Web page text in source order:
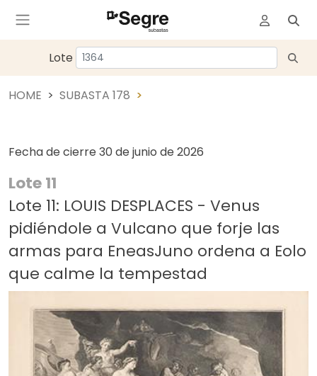
Lote
HOME SUBASTA 178
Fecha de cierre 30 de junio de 2026
Lote 11
Lote 11: LOUIS DESPLACES - Venus
pidiéndole a Vulcano que forje las
armas para EneasJuno ordena a Eolo
que calme la tempestad